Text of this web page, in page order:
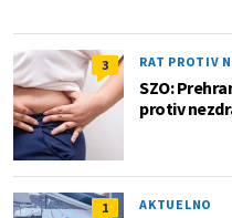
3 RAT PROTIV
SZO:
protiv
1 AKTUELNO